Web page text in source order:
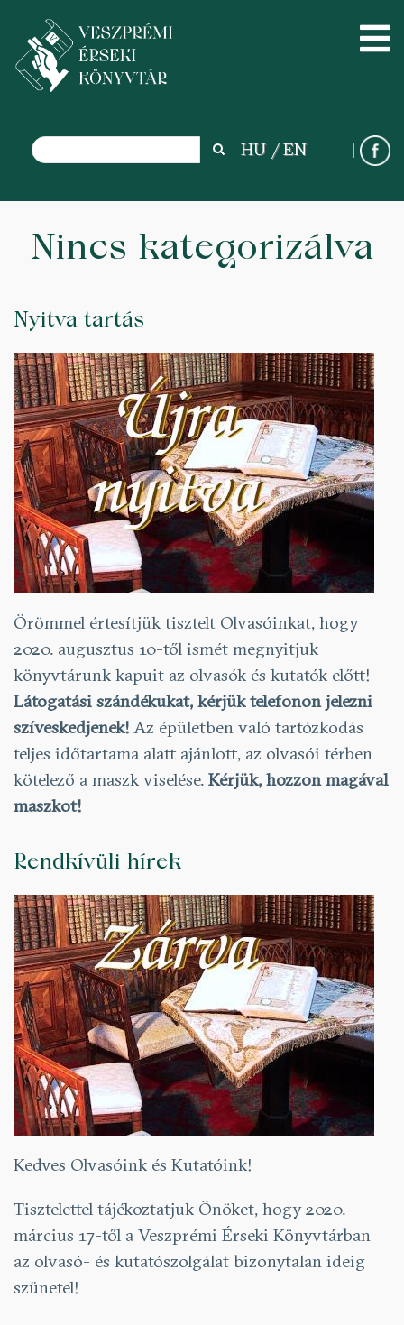
tartalomra
Search
Search HU EN
Nincs kategorizálva
Nyitva tartás
Örömmel értesítjük tisztelt Olvasóinkat, hogy
2020. augusztus 10-től ismét megnyitjuk
könyvtárunk kapuit az olvasók és kutatók előtt!
Látogatási szándékukat, kérjük telefonon jelezni
szíveskedjenek! Az épületben való tartózkodás
teljes időtartama alatt ajánlott, az olvasói térben
kötelező a maszk viselése. Kérjük, hozzon magával
maszkot!
Rendkívüli hírek
Kedves Olvasóink és Kutatóink!
Tisztelettel tájékoztatjuk Önöket, hogy 2020.
március 17-től a Veszprémi Érseki Könyvtárban
az olvasó- és kutatószolgálat bizonytalan ideig
szünetel!